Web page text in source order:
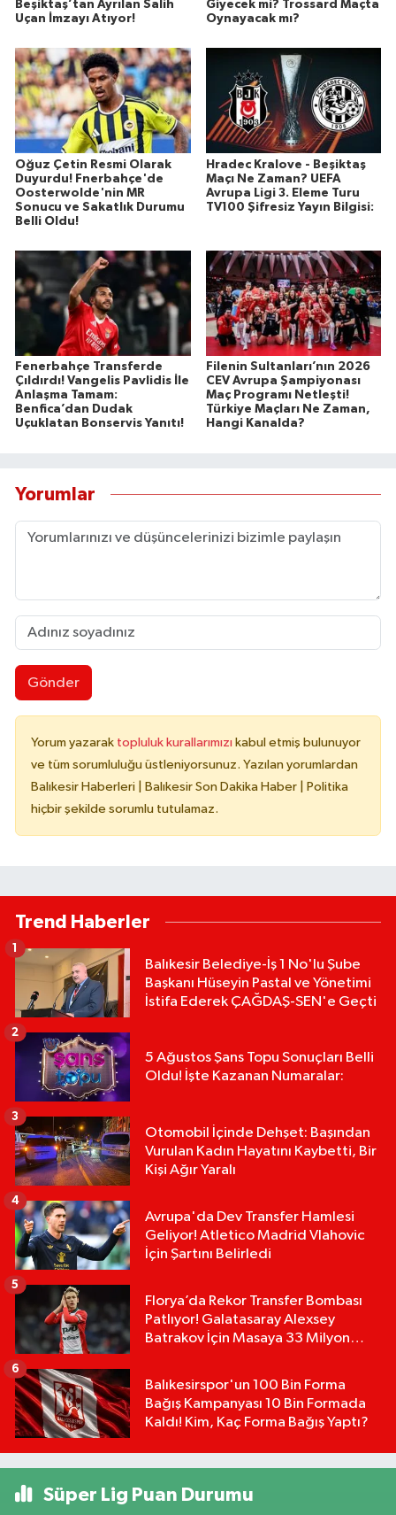
Beşiktaş’tan Ayrılan Salih
Uçan İmzayı Atıyor!
Giyecek mi? Trossard Maçta
Oynayacak mı?
Oğuz Çetin Resmi Olarak
Duyurdu! Fnerbahçe'de
Oosterwolde'nin MR
Sonucu ve Sakatlık Durumu
Belli Oldu!
Hradec Kralove - Beşiktaş
Maçı Ne Zaman? UEFA
Avrupa Ligi 3. Eleme Turu
TV100 Şifresiz Yayın Bilgisi:
Fenerbahçe Transferde
Çıldırdı! Vangelis Pavlidis İle
Anlaşma Tamam:
Benfica’dan Dudak
Uçuklatan Bonservis Yanıtı!
Filenin Sultanları’nın 2026
CEV Avrupa Şampiyonası
Maç Programı Netleşti!
Türkiye Maçları Ne Zaman,
Hangi Kanalda?
Yorumlar
Gönder
Yorum yazarak topluluk kurallarımızı kabul etmiş bulunuyor
ve tüm sorumluluğu üstleniyorsunuz. Yazılan yorumlardan
Balıkesir Haberleri | Balıkesir Son Dakika Haber | Politika
hiçbir şekilde sorumlu tutulamaz.
Trend Haberler
Balıkesir Belediye-İş 1 No'lu Şube
Başkanı Hüseyin Pastal ve Yönetimi
İstifa Ederek ÇAĞDAŞ-SEN'e Geçti
1
5 Ağustos Şans Topu Sonuçları Belli
Oldu! İşte Kazanan Numaralar:
2
Otomobil İçinde Dehşet: Başından
Vurulan Kadın Hayatını Kaybetti, Bir
Kişi Ağır Yaralı
3
Avrupa'da Dev Transfer Hamlesi
Geliyor! Atletico Madrid Vlahovic
İçin Şartını Belirledi
4
Florya’da Rekor Transfer Bombası
Patlıyor! Galatasaray Alexsey
Batrakov İçin Masaya 33 Milyon
5
Balıkesirspor'un 100 Bin Forma
Bağış Kampanyası 10 Bin Formada
Kaldı! Kim, Kaç Forma Bağış Yaptı?
6
Süper Lig Puan Durumu